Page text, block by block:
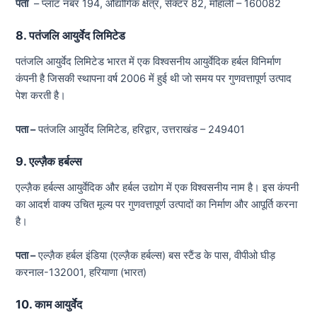
पता– प्लॉट नंबर 194, औद्योगिक क्षेत्र, सेक्टर 82, मोहाली – 160082
8. पतंजलि आयुर्वेद लिमिटेड
पतंजलि आयुर्वेद लिमिटेड भारत में एक विश्वसनीय आयुर्वेदिक हर्बल विनिर्माण
कंपनी है जिसकी स्थापना वर्ष 2006 में हुई थी जो समय पर गुणवत्तापूर्ण उत्पाद
पेश करती है।
पता –पतंजलि आयुर्वेद लिमिटेड, हरिद्वार, उत्तराखंड – 249401
9. एल्ज़ैक हर्बल्स
एल्ज़ैक हर्बल्स आयुर्वेदिक और हर्बल उद्योग में एक विश्वसनीय नाम है। इस कंपनी
का आदर्श वाक्य उचित मूल्य पर गुणवत्तापूर्ण उत्पादों का निर्माण और आपूर्ति करना
है।
पता –एल्ज़ैक हर्बल इंडिया (एल्ज़ैक हर्बल्स) बस स्टैंड के पास, वीपीओ घीड़
करनाल-132001, हरियाणा (भारत)
10. काम आयुर्वेद